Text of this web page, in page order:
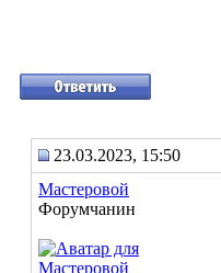
23.03.2023, 15:50
Мастеровой
Форумчанин